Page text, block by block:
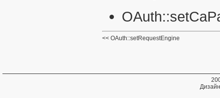
OAuth::setRequestEngine